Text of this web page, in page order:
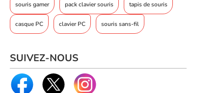
souris gamer pack clavier souris tapis de souris
casque PC clavier PC souris sans-fil
SUIVEZ-NOUS